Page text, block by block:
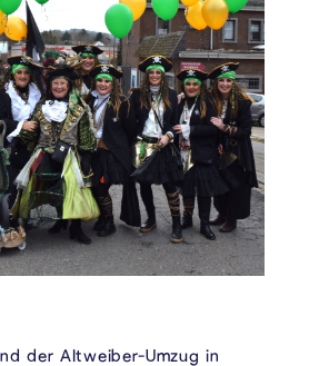
der Altweiber-Umzug in